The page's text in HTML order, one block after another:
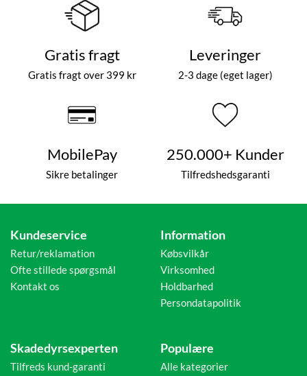
Gratis fragt
Gratis fragt over 399 kr
Leveringer
2-3 dage (eget lager)
MobilePay
Sikre betalinger
250.000+ Kunder
Tilfredshedsgaranti
Kundeservice
Retur/reklamation
Ofte stillede spørgsmål
Kontakt os
Information
Købsvilkår
Virksomhed
Holdbarhed
Persondatapolitik
Skadedyrsexperten
Tilfreds kund-garanti
Populære
Alle kategorier